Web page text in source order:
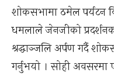
शोकसभामा ठमेल पर्यटन
धमलाले जेनजीको
श्रद्धाञ्जलि अर्पण गर्दै
गर्नुभयो । सोही अवसरमा